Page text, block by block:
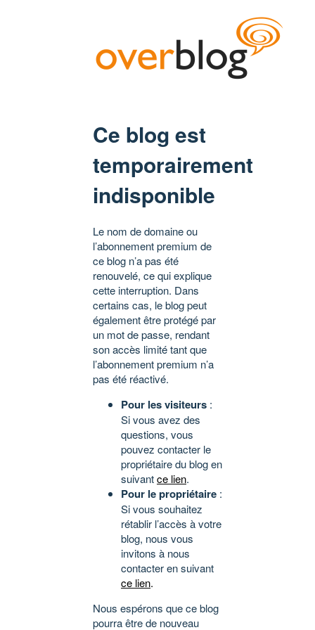
Ce blog est
temporairement
indisponible
Le nom de domaine ou
l’abonnement premium de
ce blog n’a pas été
renouvelé, ce qui explique
cette interruption. Dans
certains cas, le blog peut
également être protégé par
un mot de passe, rendant
son accès limité tant que
l’abonnement premium n’a
pas été réactivé.
Pour les visiteurs :
Si vous avez des
questions, vous
pouvez contacter le
propriétaire du blog en
suivantce lien.
Pour le propriétaire :
Si vous souhaitez
rétablir l’accès à votre
blog, nous vous
invitons à nous
contacter en suivant
ce lien.
Nous espérons que ce blog
pourra être de nouveau